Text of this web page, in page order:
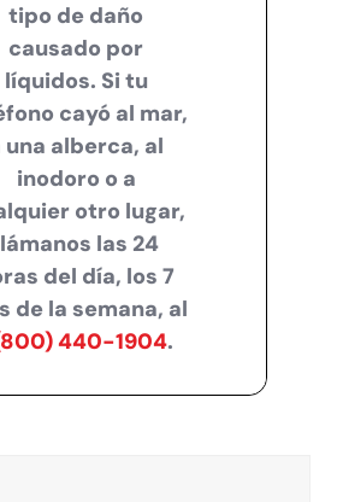
tipo de daño
causado por
líquidos. Si tu
cayó al mar,
una alberca, al
inodoro o a
otro lugar,
las 24
del día, los 7
de la semana, al
440-1904.